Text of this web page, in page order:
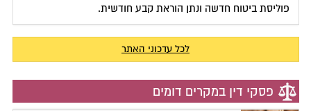
פוליסת ביטוח חדשה ונתן הוראת קבע חודשית.
לכל עדכוני האתר
פסקי דין במקרים דומים